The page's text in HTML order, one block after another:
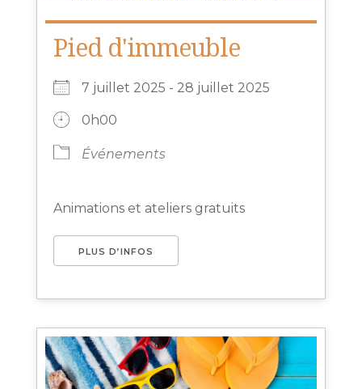
Pied d'immeuble
7 juillet 2025 - 28 juillet 2025
0h00
Événements
Animations et ateliers gratuits
PLUS D’INFOS